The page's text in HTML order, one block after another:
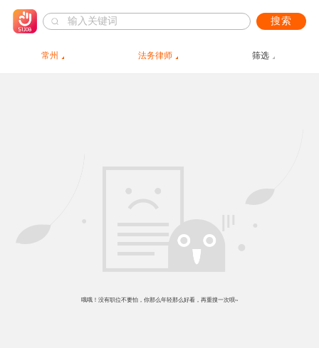
搜索
常州 法务律师 筛选
哦哦！没有职位不要怕，你那么年轻那么好看，再重搜一次呗~